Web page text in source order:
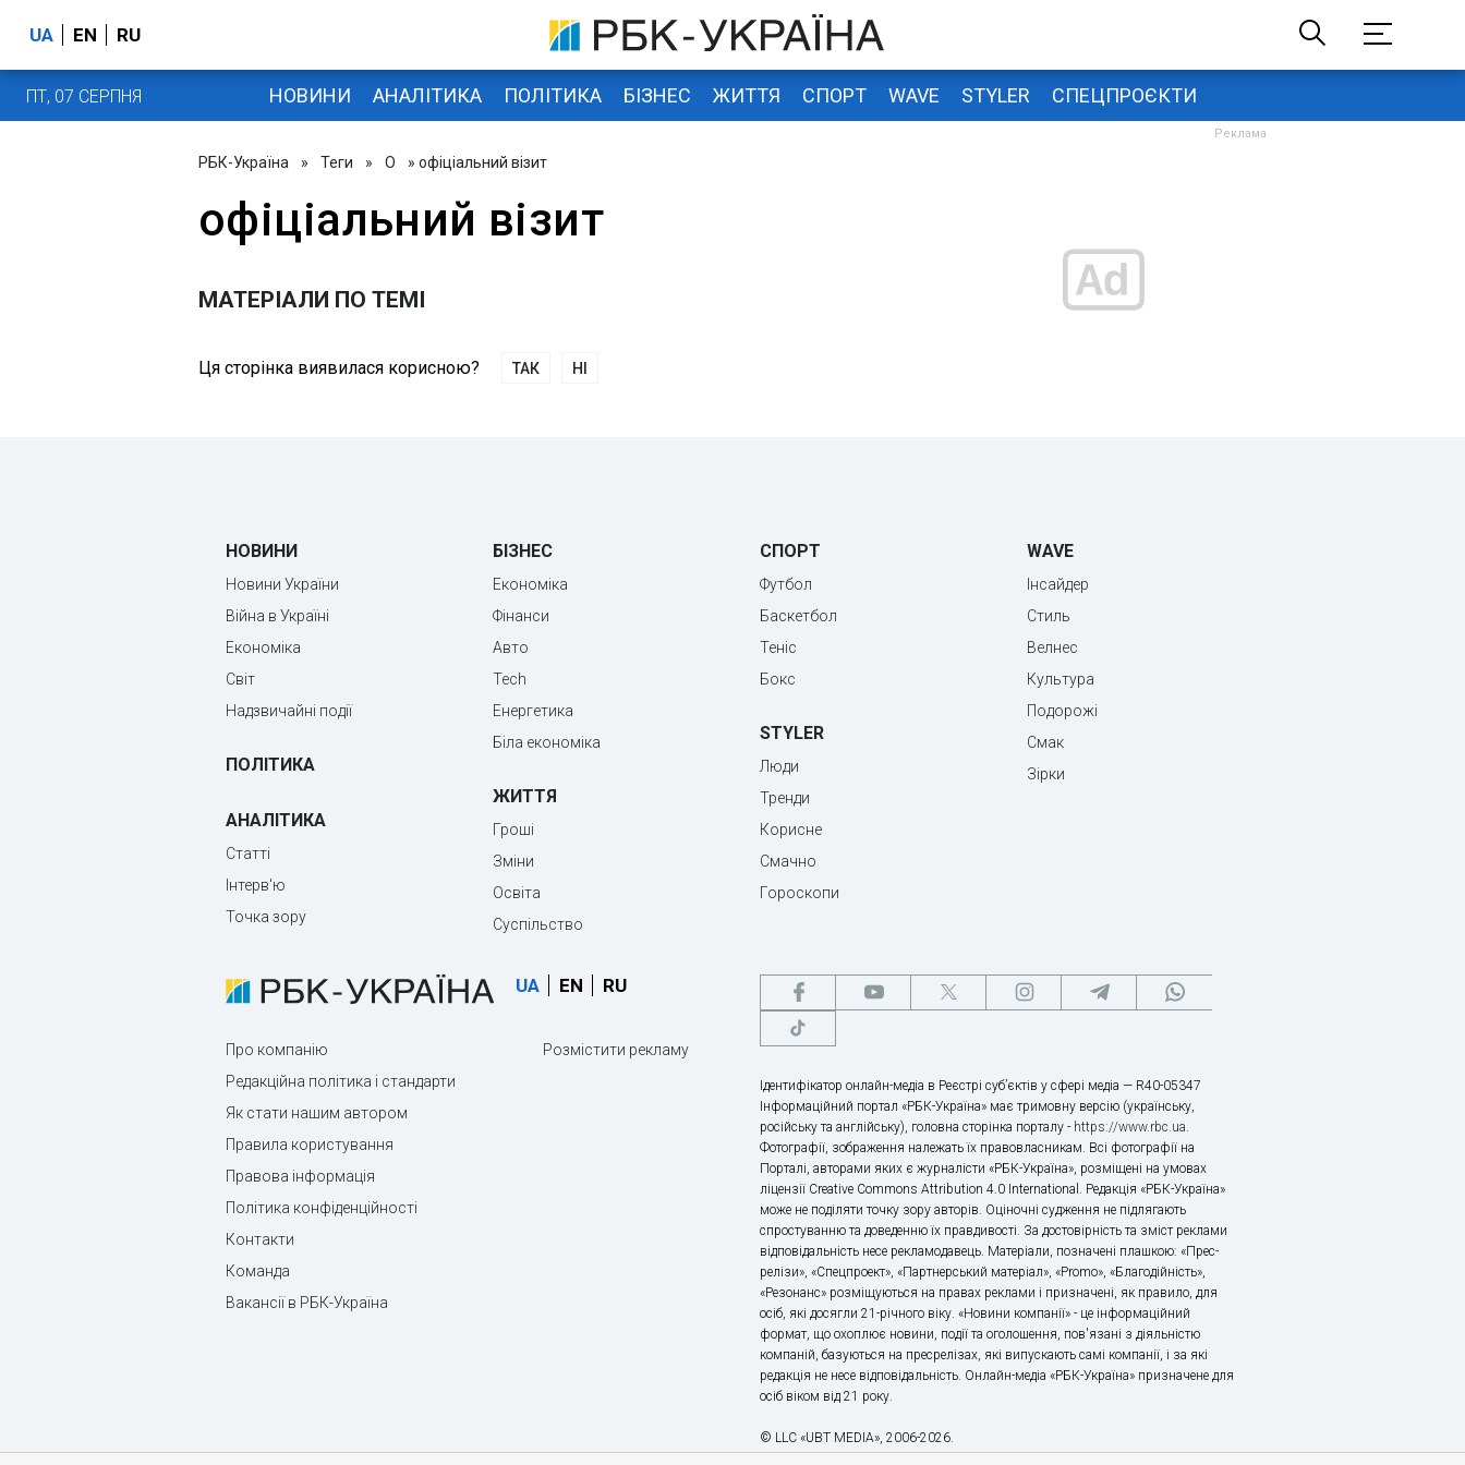
UA EN RU
ПТ, 07 СЕРПНЯ НОВИНИ АНАЛІТИКА ПОЛІТИКА БІЗНЕС ЖИТТЯ СПОРТ WAVE STYLER СПЕЦПРОЄКТИ
РБК-Україна » Теги » О » офіціальний візит
офіціальний візит
МАТЕРІАЛИ ПО ТЕМІ
Ця сторінка виявилася корисною? ТАК НІ
НОВИНИ
Новини України
Війна в Україні
Економіка
Світ
Надзвичайні події
ПОЛІТИКА
АНАЛІТИКА
Статті
Інтерв'ю
Точка зору
БІЗНЕС
Економіка
Фінанси
Авто
Tech
Енергетика
Біла економіка
ЖИТТЯ
Гроші
Зміни
Освіта
Суспільство
СПОРТ
Футбол
Баскетбол
Теніс
Бокс
STYLER
Люди
Тренди
Корисне
Смачно
Гороскопи
WAVE
Інсайдер
Стиль
Велнес
Культура
Подорожі
Смак
Зірки
UA EN RU
Про компанію
Редакційна політика і стандарти
Як стати нашим автором
Правила користування
Правова інформація
Політика конфіденційності
Контакти
Команда
Вакансії в РБК-Україна
Розмістити рекламу
Ідентифікатор онлайн-медіа в Реєстрі суб’єктів у сфері медіа — R40-05347
Інформаційний портал «РБК-Україна» має тримовну версію (українську,
російську та англійську), головна сторінка порталу - https://www.rbc.ua.
Фотографії, зображення належать їх правовласникам. Всі фотографії на
Порталі, авторами яких є журналісти «РБК-Україна», розміщені на умовах
ліцензії Creative Commons Attribution 4.0 International. Редакція «РБК-Україна»
може не поділяти точку зору авторів. Оціночні судження не підлягають
спростуванню та доведенню їх правдивості. За достовірність та зміст реклами
відповідальність несе рекламодавець. Матеріали, позначені плашкою: «Прес-
релізи», «Спецпроект», «Партнерський матеріал», «Promo», «Благодійність»,
«Резонанс» розміщуються на правах реклами і призначені, як правило, для
осіб, які досягли 21-річного віку. «Новини компанії» - це інформаційний
формат, що охоплює новини, події та оголошення, пов'язані з діяльністю
компаній, базуються на пресрелізах, які випускають самі компанії, і за які
редакція не несе відповідальність. Онлайн-медіа «РБК-Україна» призначене для
осіб віком від 21 року.
© LLC «UBT MEDIA», 2006-2026.